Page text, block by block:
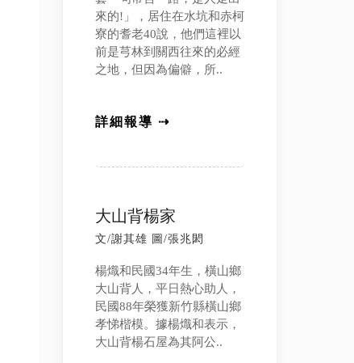
來的!」，居住在水坑和赤柯
寮的耆老40說，他們這裡以
前是芎林到關西往來的必經
之地，但因為偏僻，所..
詳細報導 ⇢
大山背楊家
文/謝其雄 圖/張兆閎
楊熾和民國34年生，橫山鄉
大山背人，平日熱心助人，
民國88年榮獲新竹縣橫山鄉
孝悌楷模。據楊熾和表示，
大山背楊石屋為其阿公..